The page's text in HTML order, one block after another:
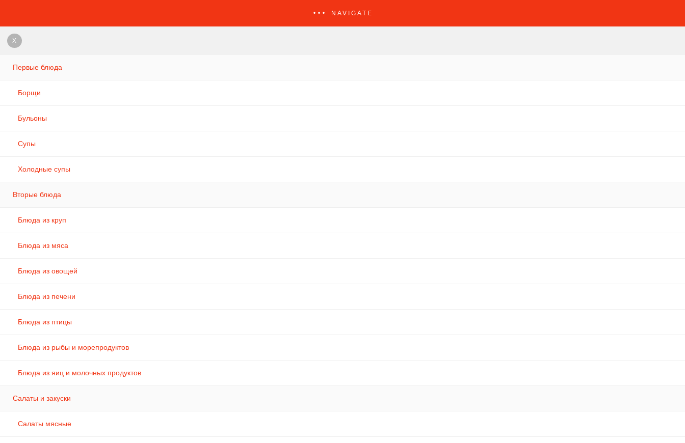
NAVIGATE
X
Первые блюда
Борщи
Бульоны
Супы
Холодные супы
Вторые блюда
Блюда из круп
Блюда из мяса
Блюда из овощей
Блюда из печени
Блюда из птицы
Блюда из рыбы и морепродуктов
Блюда из яиц и молочных продуктов
Салаты и закуски
Салаты мясные